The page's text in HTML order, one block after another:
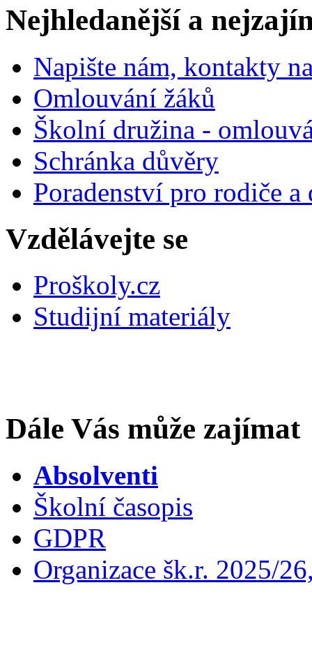
Nejhledanější a
Napište nám, kontakty
Omlouvání žáků
Školní družina -
Schránka důvěry
Poradenství pro rodiče
Vzdělávejte se
Proškoly.cz
Studijní materiály
Dále Vás může zajímat
Absolventi
Školní časopis
GDPR
Organizace šk.r. 2025/